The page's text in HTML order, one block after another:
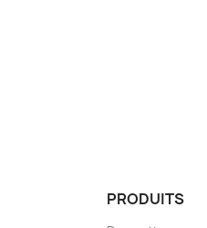
PRODUITS